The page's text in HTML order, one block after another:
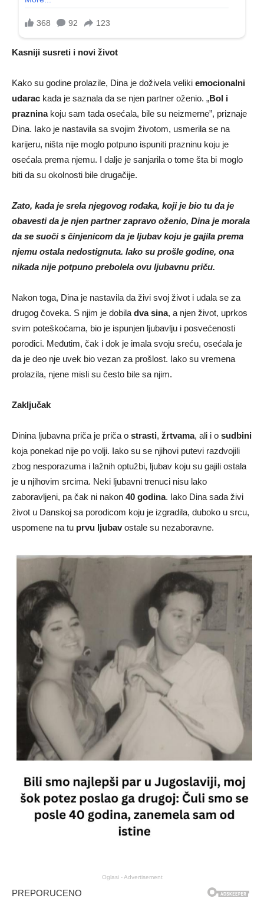
Kasniji susreti i novi život
Kako su godine prolazile, Dina je doživela veliki emocionalni
udarac kada je saznala da se njen partner oženio. „Bol i
prazninakoju sam tada osećala, bile su neizmerne”, priznaje
Dina. Iako je nastavila sa svojim životom, usmerila se na
karijeru, ništa nije moglo potpuno ispuniti prazninu koju je
osećala prema njemu. I dalje je sanjarila o tome šta bi moglo
biti da su okolnosti bile drugačije.
Zato, kada je srela njegovog rođaka, koji je bio tu da je
obavesti da je njen partner zapravo oženio, Dina je morala
da se suoči s činjenicom da je ljubav koju je gajila prema
njemu ostala nedostignuta. Iako su prošle godine, ona
nikada nije potpuno prebolela ovu ljubavnu priču.
Nakon toga, Dina je nastavila da živi svoj život i udala se za
drugog čoveka. S njim je dobila dva sina, a njen život, uprkos
svim poteškoćama, bio je ispunjen ljubavlju i posvećenosti
porodici. Međutim, čak i dok je imala svoju sreću, osećala je
da je deo nje uvek bio vezan za prošlost. Iako su vremena
prolazila, njene misli su često bile sa njim.
Zaključak
Dinina ljubavna priča je priča o strasti, žrtvama, ali i o sudbini
koja ponekad nije po volji. Iako su se njihovi putevi razdvojili
zbog nesporazuma i lažnih optužbi, ljubav koju su gajili ostala
je u njihovim srcima. Neki ljubavni trenuci nisu lako
zaboravljeni, pa čak ni nakon 40 godina. Iako Dina sada živi
život u Danskoj sa porodicom koju je izgradila, duboko u srcu,
uspomene na tu prvu ljubavostale su nezaboravne.
Oglasi - Advertisement